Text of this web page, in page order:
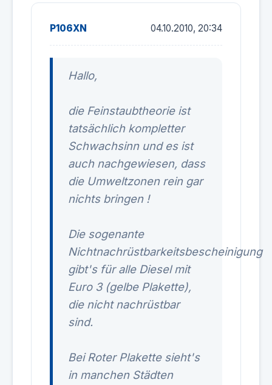
P106XN 04.10.2010, 20:34
Hallo,
die Feinstaubtheorie ist
tatsächlich kompletter
Schwachsinn und es ist
auch nachgewiesen, dass
die Umweltzonen rein gar
nichts bringen !
Die sogenante
Nichtnachrüstbarkeitsbescheinigung
gibt's für alle Diesel mit
Euro 3 (gelbe Plakette),
die nicht nachrüstbar
sind.
Bei Roter Plakette sieht's
in manchen Städten